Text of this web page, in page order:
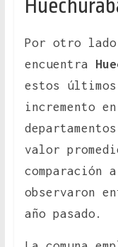
Por otro lado
encuentra
estos
incremento
valor
comparación
observaron
año pasado.